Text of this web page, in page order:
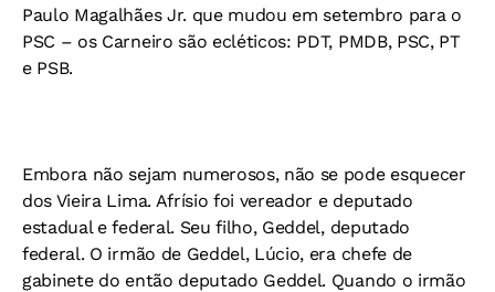
Paulo Magalhães Jr. que mudou em setembro para o
PSC – os Carneiro são ecléticos: PDT, PMDB, PSC, PT
e PSB.
Embora não sejam numerosos, não se pode esquecer
dos Vieira Lima. Afrísio foi vereador e deputado
estadual e federal. Seu filho, Geddel, deputado
federal. O irmão de Geddel, Lúcio, era chefe de
gabinete do então deputado Geddel. Quando o irmão